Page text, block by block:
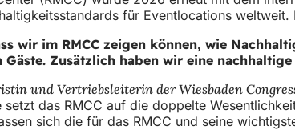
für Eventlocations
wir im RMCC zeigen können, wie
Gäste. Zusätzlich haben wir eine
und Vertriebsleiterin der Wiesbaden
setzt das RMCC auf die doppelte
sich die für das RMCC und seine